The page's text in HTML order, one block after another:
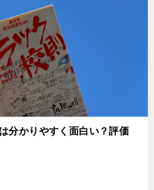
分かりやすく面白い？評価